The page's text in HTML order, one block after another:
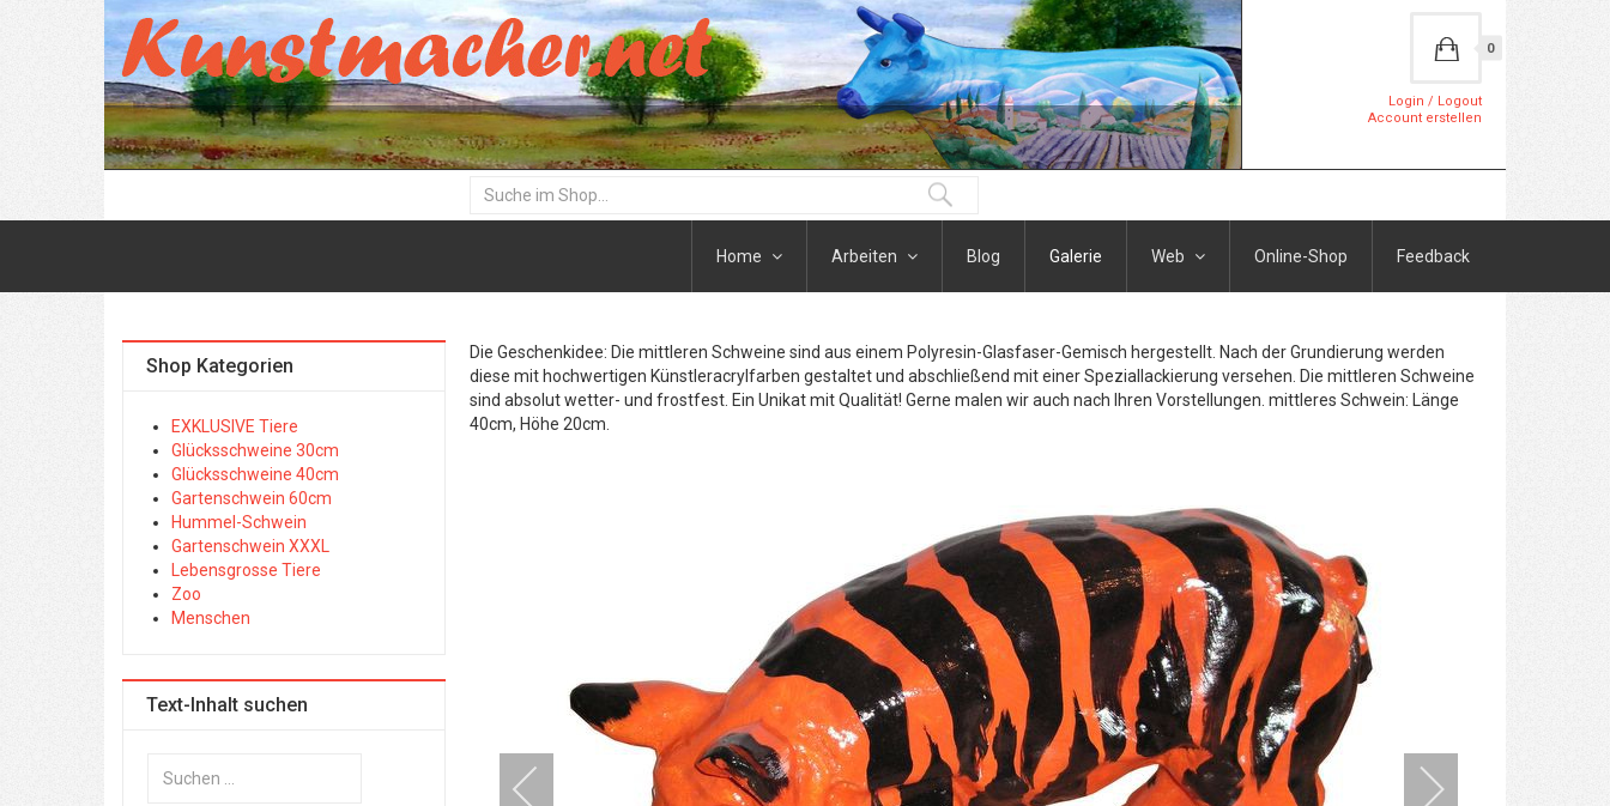
0
Login / Logout
Account erstellen
Home Arbeiten Blog Galerie Web Online-Shop Feedback
Die Geschenkidee: Die mittleren Schweine sind aus einem Polyresin-Glasfaser-Gemisch hergestellt. Nach der Grundierung werden
diese mit hochwertigen Künstleracrylfarben gestaltet und abschließend mit einer Speziallackierung versehen. Die mittleren Schweine
sind absolut wetter- und frostfest. Ein Unikat mit Qualität! Gerne malen wir auch nach Ihren Vorstellungen. mittleres Schwein: Länge
40cm, Höhe 20cm.
Shop Kategorien
EXKLUSIVE Tiere
Glücksschweine 30cm
Glücksschweine 40cm
Gartenschwein 60cm
Hummel-Schwein
Gartenschwein XXXL
Lebensgrosse Tiere
Zoo
Menschen
Text-Inhalt suchen